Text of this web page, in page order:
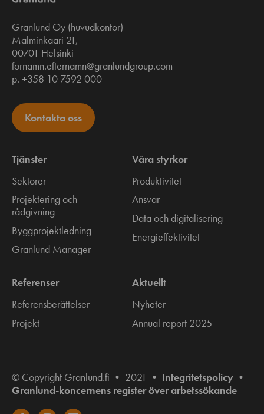
Granlund Oy (huvudkontor)
Malminkaari 21,
00701 Helsinki
fornamn.efternamn@granlundgroup.com
p. +358 10 7592 000
Kontakta oss
Tjänster
Sektorer
Projektering och
rådgivning
Byggprojektledning
Granlund Manager
Våra styrkor
Produktivitet
Ansvar
Data och digitalisering
Energieffektivitet
Referenser
Referensberättelser
Projekt
Aktuellt
Nyheter
Annual report 2025
© Copyright Granlund.fi • 2021 • Integritetspolicy •
Granlund-koncernens register över arbetssökande